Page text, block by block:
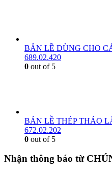
BẢN LỀ DÙNG CHO
689.02.420
0 out of 5
BẢN LỀ THÉP THÁO
672.02.202
0 out of 5
Nhận thông báo từ